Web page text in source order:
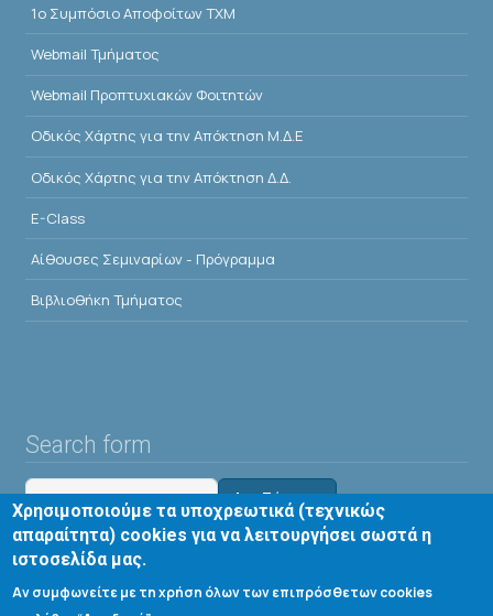
1o Συμπόσιο Αποφοίτων ΤΧΜ
Webmail Τμήματος
Webmail Προπτυχιακών Φοιτητών
Οδικός Χάρτης για την Απόκτηση Μ.Δ.Ε
Οδικός Χάρτης για την Απόκτηση Δ.Δ.
E-Class
Αίθουσες Σεμιναρίων - Πρόγραμμα
Βιβλιοθήκη Τμήματος
Search form
Αναζήτηση
Tools
Χρησιμοποιούμε τα υποχρεωτικά (τεχνικώς
απαραίτητα) cookies για να λειτουργήσει σωστά η
ιστοσελίδα μας.
Αν συμφωνείτε με τη χρήση όλων των επιπρόσθετων cookies